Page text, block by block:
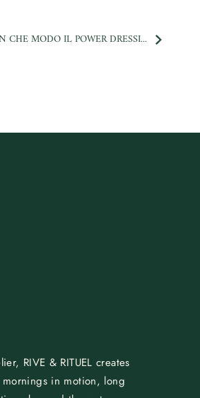
CHE MODO IL POWER DRESSI...
RIVE & RITUEL creates
in motion, long